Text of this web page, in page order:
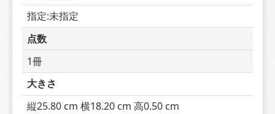
指定:未指定
点数
1冊
大きさ
縦25.80 cm 横18.20 cm 高0.50 cm